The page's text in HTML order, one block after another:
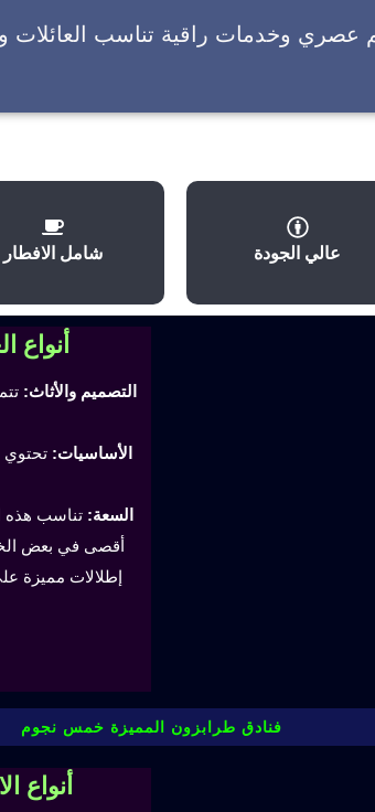
عصري وخدمات راقية تناسب العائلات
عالي الجودة شامل الافطار
التصميم والأثاث:
الأساسيات:
السعة:
أقصى في بعض
إطلالات مميزة
فنادق طرابزون المميزة خمس نجوم
أنواع